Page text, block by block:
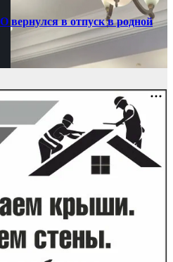
вернулся в отпуск в родной